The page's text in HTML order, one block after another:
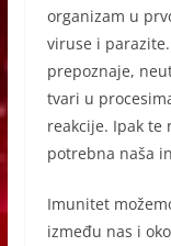
organizam u
viruse i
prepoznaje,
tvari u
reakcije. Ipak te
potrebna naša
Imunitet
između nas i